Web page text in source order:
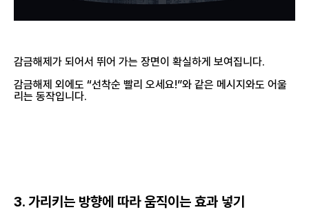
감금해제가 되어서 뛰어 가는 장면이 확실하게 보여집니다.
감금해제 외에도 “선착순 빨리 오세요!”와 같은 메시지와도 어울
리는 동작입니다.
3. 가리키는 방향에 따라 움직이는 효과 넣기